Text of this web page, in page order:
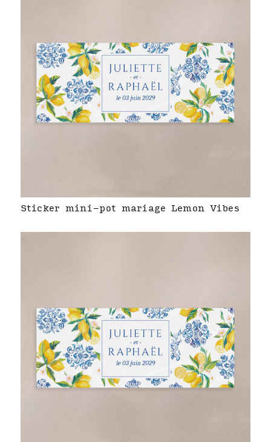
Sticker mini-pot mariage Lemon Vibes